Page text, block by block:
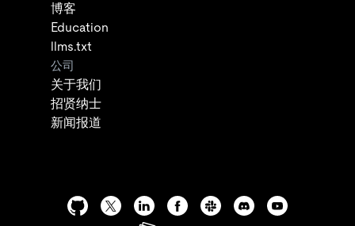
博客
Education
llms.txt
公司
关于我们
招贤纳士
新闻报道